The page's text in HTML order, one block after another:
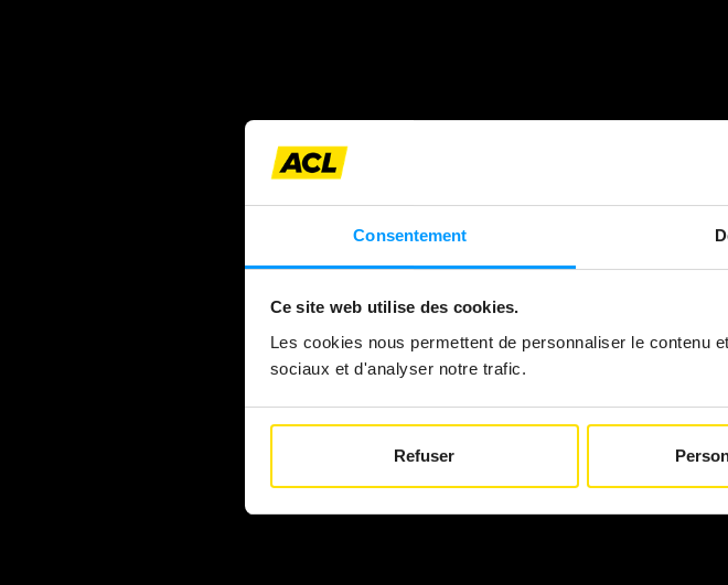
Consentement
Ce site web utilise des cookies.
Les cookies nous permettent de personnaliser le contenu
sociaux et d'analyser notre trafic.
Refuser